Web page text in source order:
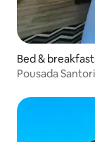
Bed &
Pousada